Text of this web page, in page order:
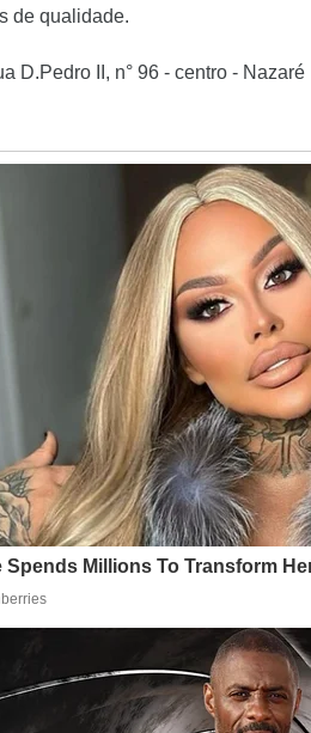
de qualidade.
D.Pedro II, n° 96 - centro - Nazaré